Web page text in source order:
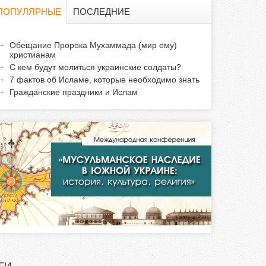
и
с
к
т
ПОСЛЕДНИЕ
Обещание Пророка Мухаммада (мир ему)
христианам
С кем будут молиться украинские солдаты?
7 фактов об Исламе, которые необходимо знать
Гражданские праздники и Ислам